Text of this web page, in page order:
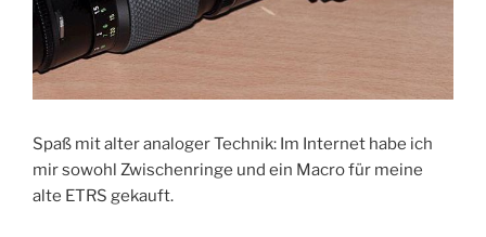
Spaß mit alter analoger Technik: Im Internet habe ich
mir sowohl Zwischenringe und ein Macro für meine
alte ETRS gekauft.